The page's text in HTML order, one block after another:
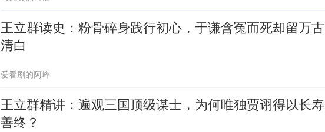
王立群读史：粉骨碎身践行初心，于谦含冤而死却留万古
清白
爱看剧的阿峰
王立群精讲：遍观三国顶级谋士，为何唯独贾诩得以长寿
善终？